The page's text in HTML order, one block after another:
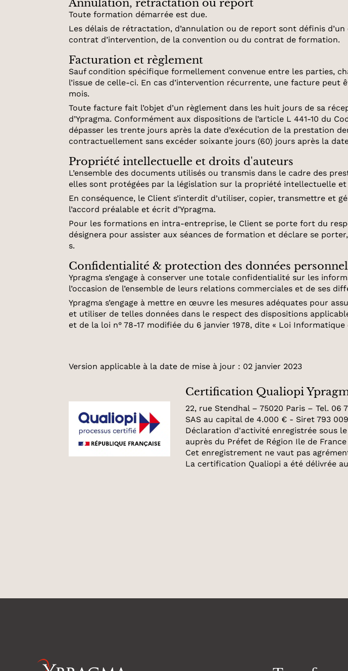
Annulation, rétractation ou report
Toute formation démarrée est due.
Les délais de rétractation, d’annulation ou de report sont définis
contrat d’intervention, de la convention ou du contrat de formation.
Facturation et règlement
Sauf condition spécifique formellement convenue entre les parties,
l’issue de celle-ci. En cas d’intervention récurrente, une facture
mois.
Toute facture fait l’objet d’un règlement dans les huit jours de sa
d’Ypragma. Conformément aux dispositions de l’article L 441-10 du
dépasser les trente jours après la date d’exécution de la prestation
contractuellement sans excéder soixante jours (60) jours après la
Propriété intellectuelle et droits d'auteurs
L’ensemble des documents utilisés ou transmis dans le cadre des
elles sont protégées par la législation sur la propriété intellectuelle et
En conséquence, le Client s’interdit d’utiliser, copier, transmettre et
l’accord préalable et écrit d’Ypragma.
Pour les formations en intra-entreprise, le Client se porte fort du
désignera pour assister aux séances de formation et déclare se
s.
Confidentialité & protection des données
Ypragma s’engage à conserver une totale confidentialité sur les
l’occasion de l’ensemble de leurs relations commerciales et de ses
Ypragma s’engage à mettre en œuvre les mesures adéquates pour
et utiliser de telles données dans le respect des dispositions
et de la loi n° 78-17 modifiée du 6 janvier 1978, dite « Loi
Version applicable à la date de mise à jour : 02 janvier 2023
Certification Qualiopi
22, rue Stendhal – 75020 Paris – Tel. 06
SAS au capital de 4.000 € - Siret 793
Déclaration d'activité enregistrée sous le
auprès du Préfet de Région Ile de France
Cet enregistrement ne vaut pas
La certification Qualiopi a été délivrée